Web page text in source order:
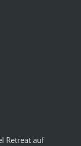
Retreat auf